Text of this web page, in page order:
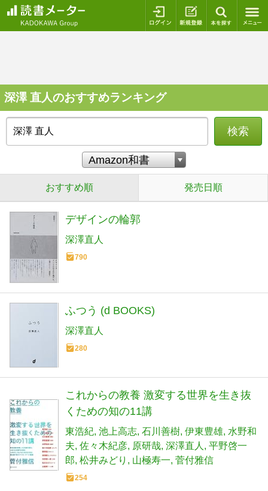
ログイン 新規登録
深澤 直人のおすすめランキング
検索
おすすめ順 発売日順
デザインの輪郭
深澤直人
790
ふつう (d BOOKS)
深澤直人
280
これからの教養 激変する世界を生き抜
くための知の11講
東浩紀 池上高志 石川善樹 伊東豊雄 水野和
夫 佐々木紀彦 原研哉 深澤直人
平野啓一
郎 松井みどり 山極寿一 菅付雅信
254